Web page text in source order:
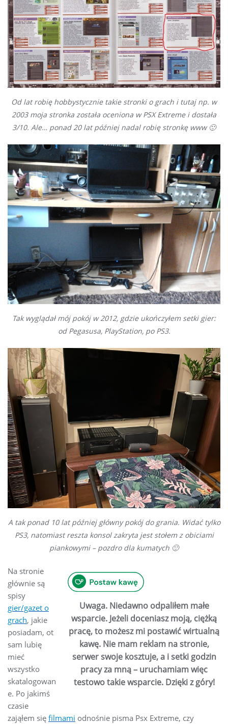
Od lat robię hobbystycznie takie stronki o grach i tutaj np. w
2003 moja stronka została oceniona w PSX Extreme i dostała
3/10. Ale… ponad 20 lat później nadal robię stronkę www 🙂
Tak wyglądał mój pokój w 2012, gdzie ukończyłem setki gier:
od Pegasusa, PlayStation, po PS3.
A tak ponad 10 lat później główny pokój do grania. Widać tylko
PS3, natomiast reszta konsol zakryta jest stołem z obiciami
piankowymi – pozdro dla kumatych 🙂
Uwaga. Niedawno odpaliłem małe
wsparcie. Jeżeli doceniasz moją, ciężką
pracę, to możesz mi postawić wirtualną
kawę. Nie mam reklam na stronie,
serwer swoje kosztuje, a i setki godzin
pracy za mną – uruchamiam więc
testowo takie wsparcie. Dzięki z góry!
Na stronie
głównie są
spisy
gier/gazet o
grach, jakie
posiadam, ot
sam lubię
mieć
wszystko
skatalogowan
e. Po jakimś
czasie
zająłem się filmami odnośnie pisma Psx Extreme, czy